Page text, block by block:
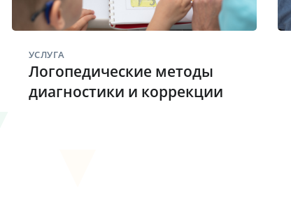
УСЛУГА
Логопедические методы
диагностики и коррекции